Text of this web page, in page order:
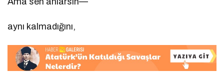
aynı kalmadığını,